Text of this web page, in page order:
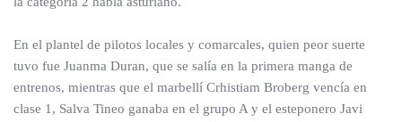
En el plantel de pilotos locales y comarcales, quien peor suerte
tuvo fue Juanma Duran, que se salía en la primera manga de
entrenos, mientras que el marbellí Crhistiam Broberg vencía en
clase 1, Salva Tineo ganaba en el grupo A y el esteponero Javi